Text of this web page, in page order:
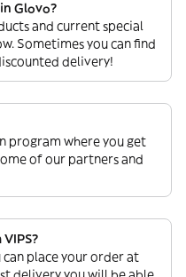
Glovo?
and current special
Sometimes you can find
delivery!
program where you get
of our partners and
can place your order at